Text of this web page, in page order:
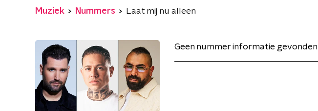
Muziek Nummers Laat mij nu alleen
Geen nummer informatie gevonden